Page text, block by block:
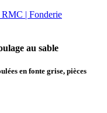
au sable
en fonte grise, pièces